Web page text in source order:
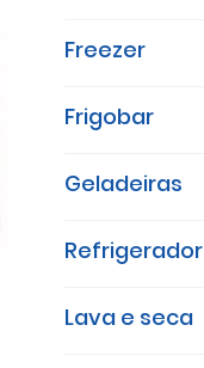
Freezer
Frigobar
Geladeiras
Refrigerador
Lava e seca